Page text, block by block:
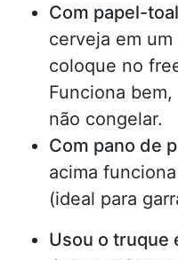
Com papel-
cerveja em
coloque no
Funciona
não congelar.
Com pano de
acima
(ideal para
Usou o truque